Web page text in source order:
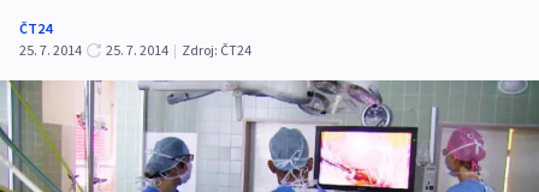
ČT24
25. 7. 2014
25. 7. 2014 | Zdroj: ČT24